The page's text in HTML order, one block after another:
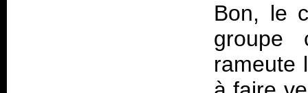
Bon, le
groupe
rameute